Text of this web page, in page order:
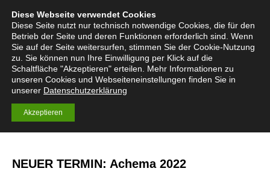
English Deutsch
Mass Transfer
Technology
NEUER TERMIN: Achema 2022
Diese Webseite verwendet Cookies
Diese Seite nutzt nur technisch notwendige Cookies, die für den
Betrieb der Seite und deren Funktionen erforderlich sind. Wenn
Sie auf der Seite weitersurfen, stimmen Sie der Cookie-Nutzung
zu. Sie können nun Ihre Einwilligung per Klick auf die
Schaltfläche "Akzeptieren" erteilen. Mehr Informationen zu
unseren Cookies und Webseiteneinstellungen finden Sie in
unserer Datenschutzerklärung
Akzeptieren